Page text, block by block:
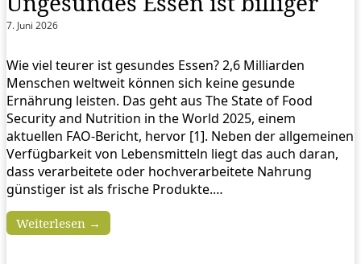
7. Juni 2026
Wie viel teurer ist gesundes Essen? 2,6 Milliarden
Menschen weltweit können sich keine gesunde
Ernährung leisten. Das geht aus The State of Food
Security and Nutrition in the World 2025, einem
aktuellen FAO-Bericht, hervor [1]. Neben der allgemeinen
Verfügbarkeit von Lebensmitteln liegt das auch daran,
dass verarbeitete oder hochverarbeitete Nahrung
günstiger ist als frische Produkte.…
Weiterlesen →